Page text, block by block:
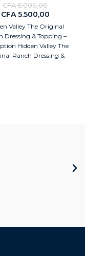
CFA6.000,00
CFA5.500,00
Valley The Original
Dressing & Topping –
Hidden Valley The
Ranch Dressing &